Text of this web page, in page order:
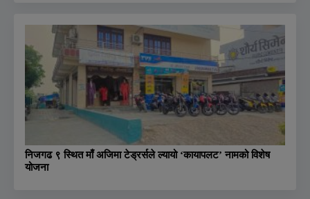
निजगढ ९ स्थित माँ अजिमा टेड्रर्सले ल्यायो ‘कायापलट’ नामको विशेष
योजना